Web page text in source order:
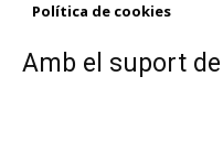
Política de cookies
Amb el suport de